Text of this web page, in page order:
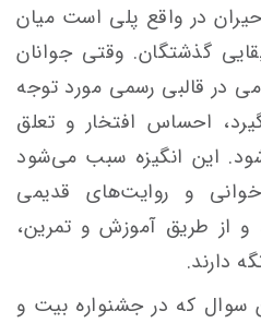
در واقع پلی است میان
گذشتگان. وقتی جوانان
در قالبی رسمی مورد توجه
احساس افتخار و تعلق
این انگیزه سبب می‌شود
و روایت‌های قدیمی
و از طریق آموزش و تمرین،
دارند.
سوال که در جشنواره بیت و